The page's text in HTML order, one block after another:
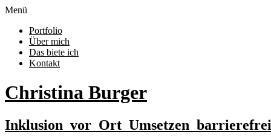
Menü
Portfolio
Über mich
Das biete ich
Kontakt
Christina Burger
Inklusion_vor_Ort_Umsetzen_barrierefrei